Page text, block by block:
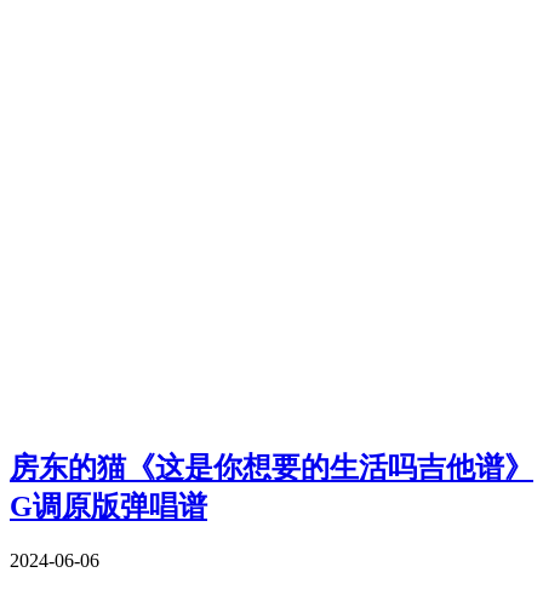
房东的猫《这是你想要的生活吗吉他谱》
G调原版弹唱谱
2024-06-06